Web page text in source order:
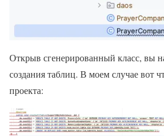
Открыв сгенерированный класс, вы
создания таблиц. В моем случае вот
проекта: